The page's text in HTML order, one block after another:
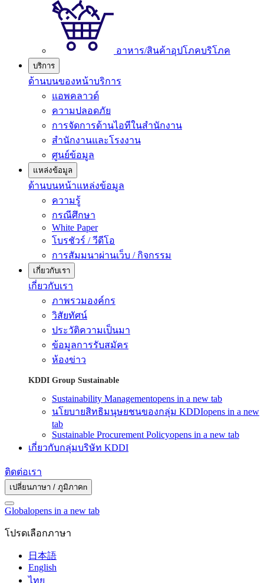
อาหาร/สินค้าอุปโภคบริโภค
บริการ
ด้านบนของหน้าบริการ
แอพคลาวด์
ความปลอดภัย
การจัดการด้านไอทีในสำนักงาน
สำนักงานและโรงงาน
ศูนย์ข้อมูล
แหล่งข้อมูล
ด้านบนหน้าแหล่งข้อมูล
ความรู้
กรณีศึกษา
White Paper
โบรชัวร์ / วีดีโอ
การสัมมนาผ่านเว็บ / กิจกรรม
เกี่ยวกับเรา
เกี่ยวกับเรา
ภาพรวมองค์กร
วิสัยทัศน์
ประวัติความเป็นมา
ข้อมูลการรับสมัคร
ห้องข่าว
KDDI Group Sustainable
Sustainability Managementopens in a new tab
นโยบายสิทธิมนุษยชนของกลุ่ม KDDIopens in a new
tab
Sustainable Procurement Policyopens in a new tab
เกี่ยวกับกลุ่มบริษัท KDDI
ติดต่อเรา
เปลี่ยนภาษา / ภูมิภาคn
Globalopens in a new tab
โปรดเลือกภาษา
日本語
English
ไทย